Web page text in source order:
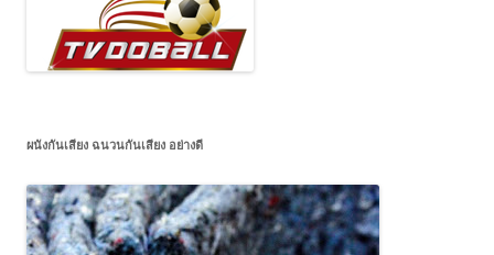
ผนังกันเสียง ฉนวนกันเสียง อย่างดี